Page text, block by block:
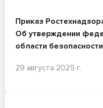
Приказ
Об утверждении
области
безопасности
29 августа 2025 г.